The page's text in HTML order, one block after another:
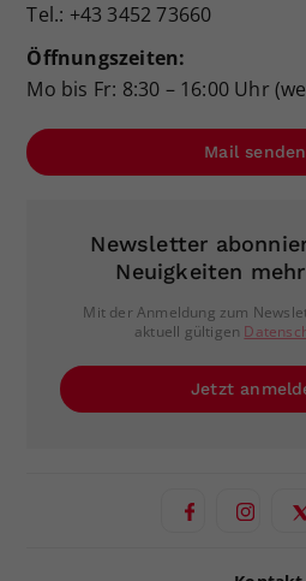
Tel.: +43 3452 73660
Öffnungszeiten:
Mo bis Fr: 8:30 – 16:00 Uhr
Mail senden
Newsletter
Neuigkeiten
Mit der Anmeldung zum
aktuell gültigen
Jetzt